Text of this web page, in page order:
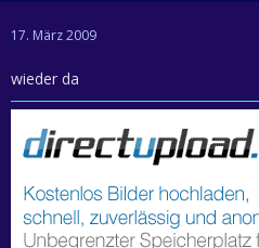
17. März 2009
wieder da